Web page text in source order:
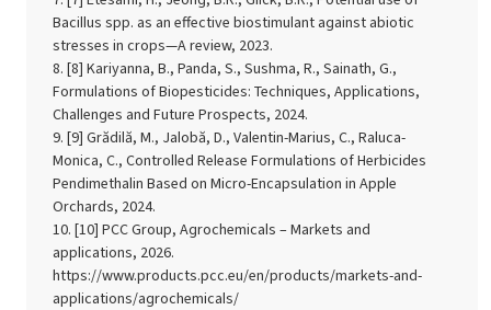
Bacillus spp. as an effective biostimulant against abiotic
stresses in crops—A review, 2023.
[8] Kariyanna, B., Panda, S., Sushma, R., Sainath, G.,
Formulations of Biopesticides: Techniques, Applications,
Challenges and Future Prospects, 2024.
[9] Grădilă, M., Jalobă, D., Valentin-Marius, C., Raluca-
Monica, C., Controlled Release Formulations of Herbicides
Pendimethalin Based on Micro-Encapsulation in Apple
Orchards, 2024.
[10] PCC Group, Agrochemicals – Markets and
applications, 2026.
https://www.products.pcc.eu/en/products/markets-and-
applications/agrochemicals/